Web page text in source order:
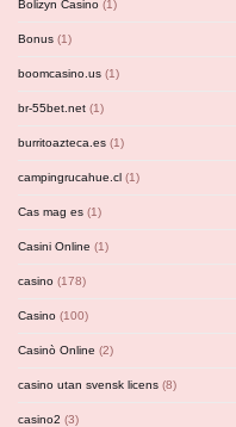
Bolizyn Casino (1)
Bonus (1)
boomcasino.us (1)
br-55bet.net (1)
burritoazteca.es (1)
campingrucahue.cl (1)
Cas mag es (1)
Casini Online (1)
casino (178)
Casino (100)
Casinò Online (2)
casino utan svensk licens (8)
casino2 (3)